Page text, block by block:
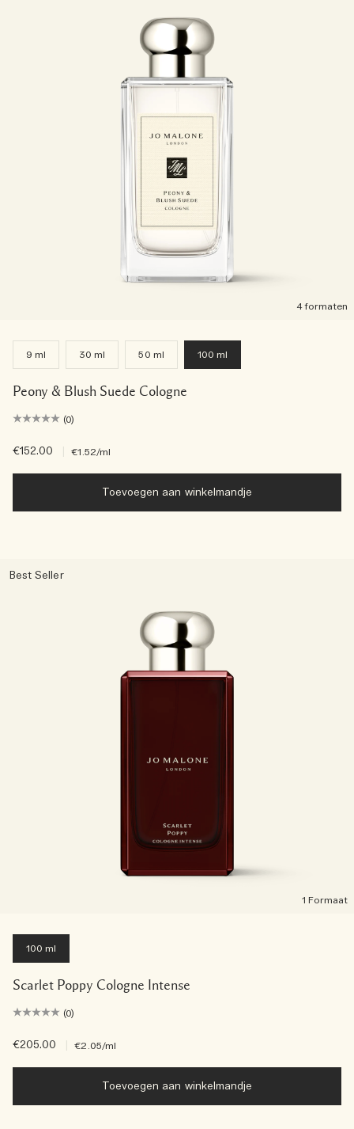
4 formaten
9 ml 30 ml 50 ml 100 ml
Peony & Blush Suede Cologne
(0)
€152.00 €1.52/ml
Toevoegen aan winkelmandje
Best Seller
1 Formaat
100 ml
Scarlet Poppy Cologne Intense
(0)
€205.00 €2.05/ml
Toevoegen aan winkelmandje